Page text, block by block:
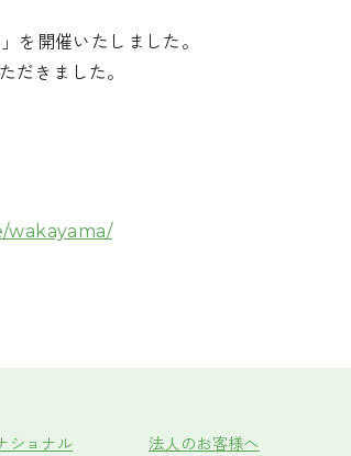
を開催いたしました。
だきました。
wakayama/
ショナル
法人のお客様へ